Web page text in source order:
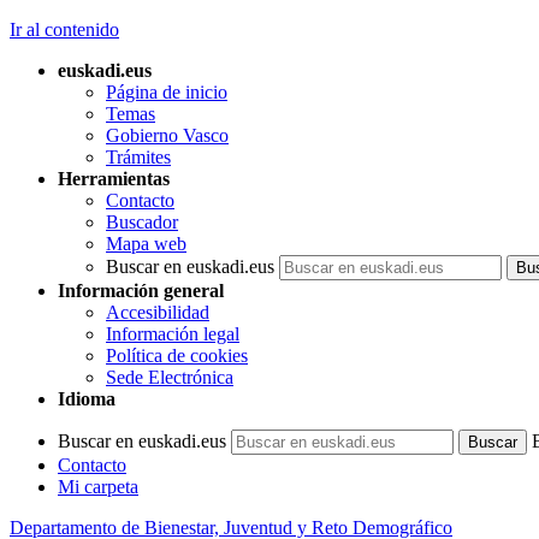
Ir al contenido
euskadi.eus
Página de inicio
Temas
Gobierno Vasco
Trámites
Herramientas
Contacto
Buscador
Mapa web
Buscar en euskadi.eus
Información general
Accesibilidad
Información legal
Política de cookies
Sede Electrónica
Idioma
Buscar en euskadi.eus
Contacto
Mi carpeta
Departamento de Bienestar, Juventud y Reto Demográfico